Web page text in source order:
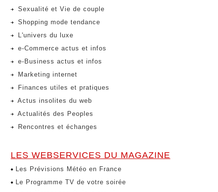
Sexualité et Vie de couple
Shopping mode tendance
L'univers du luxe
e-Commerce actus et infos
e-Business actus et infos
Marketing internet
Finances utiles et pratiques
Actus insolites du web
Actualités des Peoples
Rencontres et échanges
LES WEBSERVICES DU MAGAZINE
Les Prévisions Météo en France
Le Programme TV de votre soirée